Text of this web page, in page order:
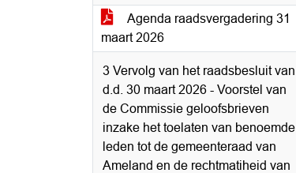
Agenda raadsvergadering 31
maart 2026
3 Vervolg van het raadsbesluit van
d.d. 30 maart 2026 - Voorstel van
de Commissie geloofsbrieven
inzake het toelaten van benoemde
leden tot de gemeenteraad van
Ameland en de rechtmatiheid van